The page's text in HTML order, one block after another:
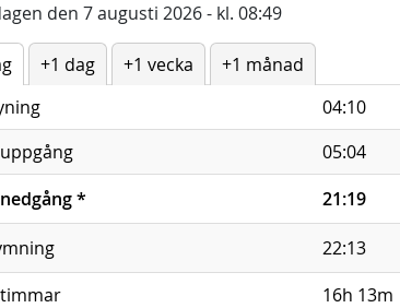
den 7 augusti 2026 - kl. 08:49
+1 dag +1 vecka
+1 månad
04:10
05:04
* 21:19
22:13
16h 13m